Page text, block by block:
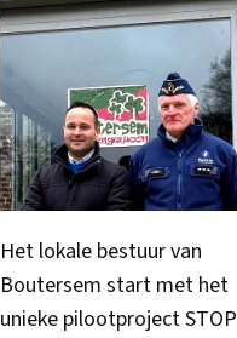
Het lokale bestuur van
Boutersem start met het
unieke pilootproject STOP